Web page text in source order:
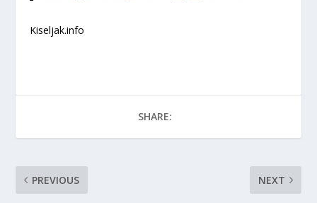
Kiseljak.info
SHARE:
PREVIOUS NEXT